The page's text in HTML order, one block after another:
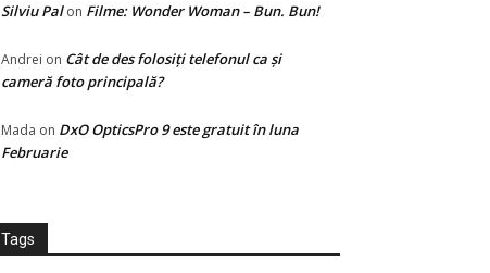
Silviu Palon Filme: Wonder Woman – Bun. Bun!
Andrei on Cât de des folosiți telefonul ca și
cameră foto principală?
Mada on DxO OpticsPro 9 este gratuit în luna
Februarie
Tags